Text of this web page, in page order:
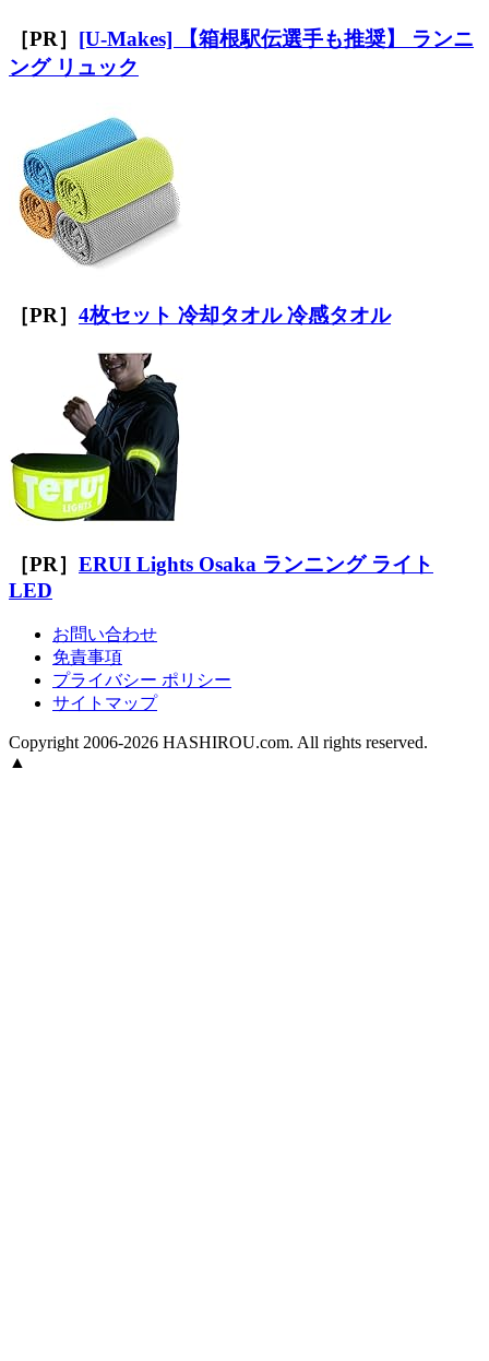
［PR］ [U-Makes] 【箱根駅伝選手も推奨】 ランニ
ング リュック
［PR］ 4枚セット 冷却タオル 冷感タオル
［PR］ ERUI Lights Osaka ランニング ライト
LED
お問い合わせ
免責事項
プライバシー ポリシー
サイトマップ
Copyright 2006-2026 HASHIROU.com. All rights reserved.
▲